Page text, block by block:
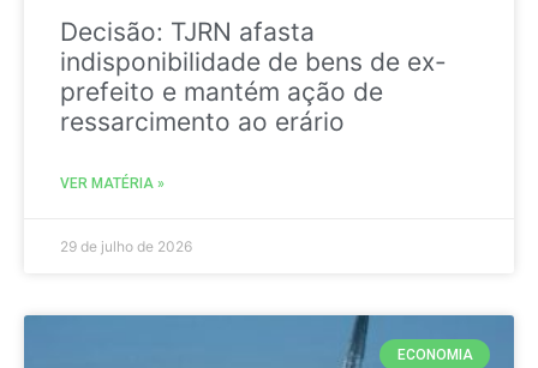
Decisão: TJRN afasta
indisponibilidade de bens de ex-
prefeito e mantém ação de
ressarcimento ao erário
VER MATÉRIA »
29 de julho de 2026
ECONOMIA